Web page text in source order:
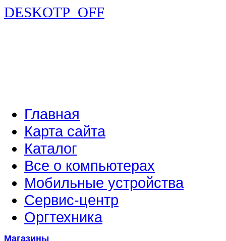
DESKOTP_OFF
Главная
Карта сайта
Каталог
Все о компьютерах
Мобильные устройства
Сервис-центр
Оргтехника
Магазины